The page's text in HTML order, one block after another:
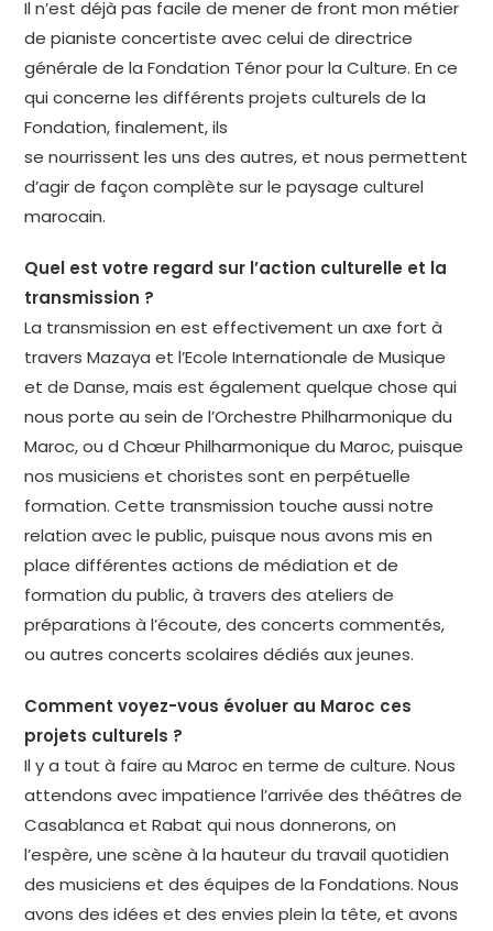
Il n’est déjà pas facile de mener de front mon métier
de pianiste concertiste avec celui de directrice
générale de la Fondation Ténor pour la Culture. En ce
qui concerne les différents projets culturels de la
Fondation, finalement, ils
se nourrissent les uns des autres, et nous permettent
d’agir de façon complète sur le paysage culturel
marocain.
Quel est votre regard sur l’action culturelle et la
transmission ?
La transmission en est effectivement un axe fort à
travers Mazaya et l’Ecole Internationale de Musique
et de Danse, mais est également quelque chose qui
nous porte au sein de l’Orchestre Philharmonique du
Maroc, ou d Chœur Philharmonique du Maroc, puisque
nos musiciens et choristes sont en perpétuelle
formation. Cette transmission touche aussi notre
relation avec le public, puisque nous avons mis en
place différentes actions de médiation et de
formation du public, à travers des ateliers de
préparations à l’écoute, des concerts commentés,
ou autres concerts scolaires dédiés aux jeunes.
Comment voyez-vous évoluer au Maroc ces
projets culturels ?
Il y a tout à faire au Maroc en terme de culture. Nous
attendons avec impatience l’arrivée des théâtres de
Casablanca et Rabat qui nous donnerons, on
l’espère, une scène à la hauteur du travail quotidien
des musiciens et des équipes de la Fondations. Nous
avons des idées et des envies plein la tête, et avons